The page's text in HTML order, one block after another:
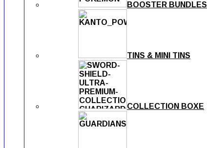
BOOSTER BUNDLES
TINS & MINI TINS
COLLECTION BOXE